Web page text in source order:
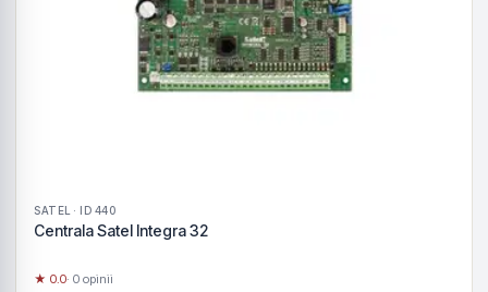
SATEL · ID 440
Centrala Satel Integra 32
★ 0.0· 0 opinii